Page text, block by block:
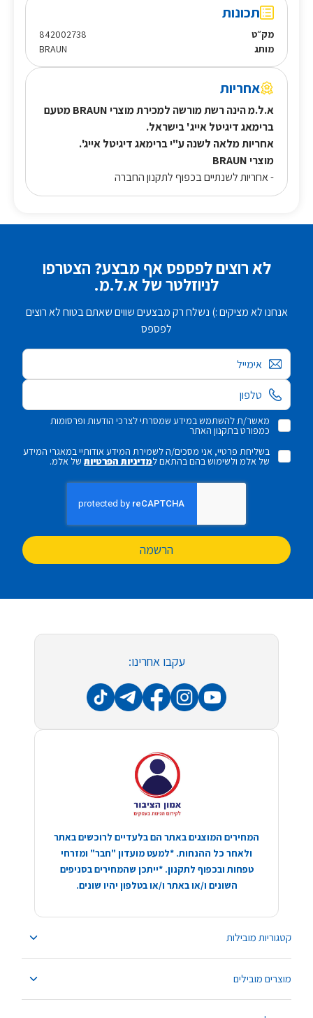
תכונות
מק״ט
842002738
מותג
BRAUN
אחריות
א.ל.מ הינה רשת מורשה למכירת מוצרי BRAUN מטעם
ברימאג דיגיטל אייג' בישראל.
אחריות מלאה לשנה ע"י ברימאג דיגיטל אייג'.
מוצרי BRAUN
- אחריות לשנתיים בכפוף לתקנון החברה
לא רוצים לפספס אף מבצע? הצטרפו
לניוזלטר של א.ל.מ.
אנחנו לא מציקים :) נשלח רק מבצעים שווים שאתם בטוח לא רוצים
לפספס
אימייל
מאשר/ת להשתמש במידע שמסרתי לצרכי הודעות ופרסומות
כמפורט בתקנון האתר
בשליחת פרטיי, אני מסכים/ה לשמירת המידע אודותיי במאגרי המידע
של אלמ ולשימוש בהם בהתאם למדיניות הפרטיותשל אלמ.
הרשמה
קטגוריות מובילות
מוצרים מובילים
עקבו אחרינו:
המחירים המוצגים באתר הם בלעדיים לרוכשים באתר
ולאחר כל ההנחות. *למעט מועדון "חבר" ומזרחי
טפחות ובכפוף לתקנון. *ייתכן שהמחירים בסניפים
השונים ו/או באתר ו/או בטלפון יהיו שונים.